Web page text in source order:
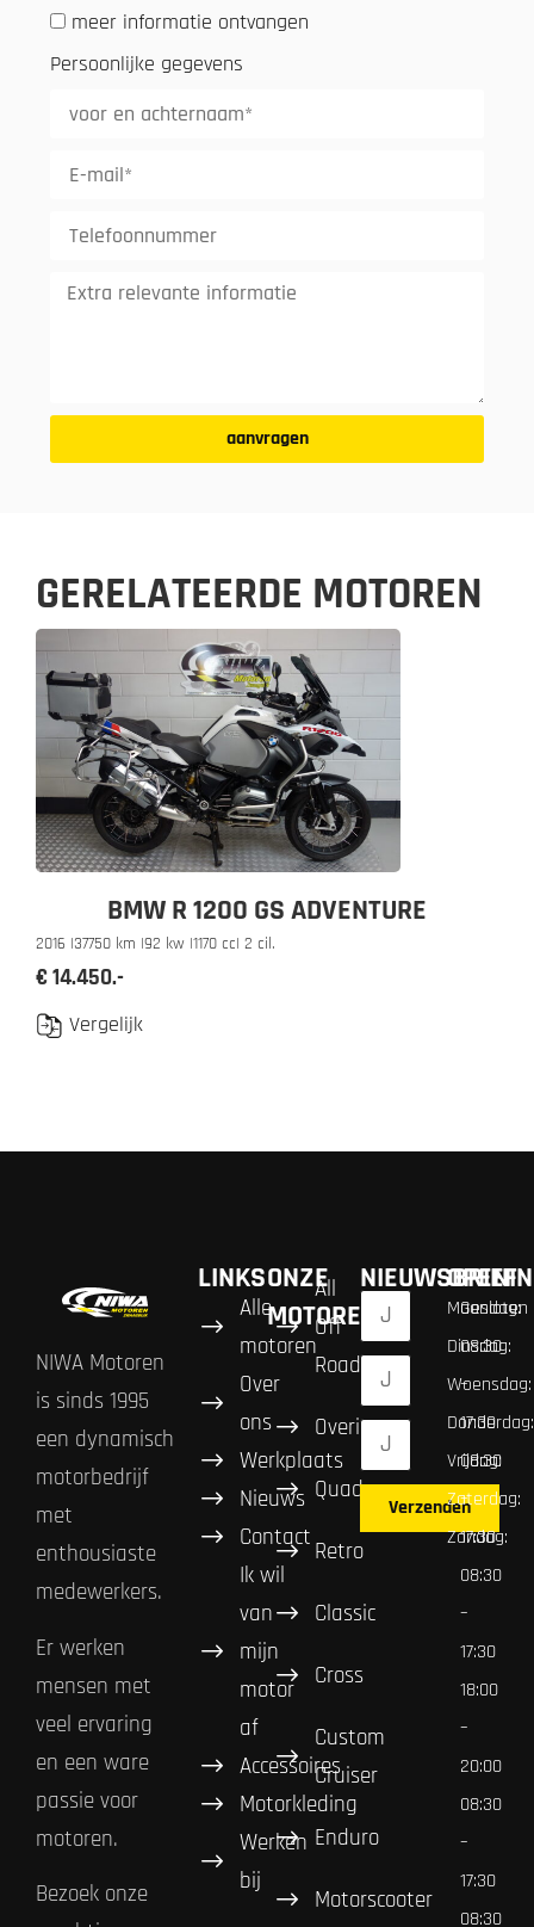
meer informatie ontvangen
Persoonlijke gegevens
aanvragen
GERELATEERDE MOTOREN
BMW R 1200 GS ADVENTURE
2016 |37750 km |92 kw |1170 cc| 2 cil.
€ 14.450.-
Vergelijk
NIWA Motoren
is sinds 1995
een dynamisch
motorbedrijf
met
enthousiaste
medewerkers.
Er werken
mensen met
veel ervaring
en een ware
passie voor
motoren.
Bezoek onze
LINKS
Alle
motoren
Over
ons
Werkplaats
Nieuws
Contact
Ik wil
van
mijn
motor
af
Accessoires
Motorkleding
Werken
bij
ONZE
MOTOREN
All
Off
Road
Overig
Quad
Retro
Classic
Cross
Custom
Cruiser
Enduro
Motorscooter
NIEUWSBRIEF
Verzenden
Maandag:
Dinsdag:
Woensdag:
Donderdag:
Vrijdag:
Zaterdag:
Zondag:
Gesloten
08:30
–
17:30
08:30
–
17:30
08:30
–
17:30
18:00
–
20:00
08:30
–
17:30
08:30